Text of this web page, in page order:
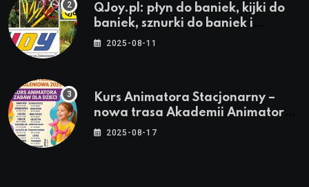
QJoy.pl: płyn do baniek, kijki do
baniek, sznurki do baniek i
zestawy do baniek
2025-08-11
Kurs Animatora Stacjonarny –
nowa trasa Akademii Animatora
– jesień 2025
2025-08-17